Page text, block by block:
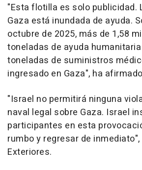
"Esta flotilla es solo publicidad.
Gaza está inundada de ayuda.
octubre de 2025, más de 1,58
toneladas de ayuda
toneladas de suministros
ingresado en Gaza", ha
"Israel no permitirá ninguna
naval legal sobre Gaza. Israel
participantes en esta
rumbo y regresar de
Exteriores.